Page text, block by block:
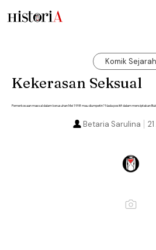
Komik Sejarah
Kekerasan Seksual
Pemerkosaan massal dalam kerusuhan Mei 1998 mau diumpetin? Nada positif dalam menciptakan
Betaria Sarulina